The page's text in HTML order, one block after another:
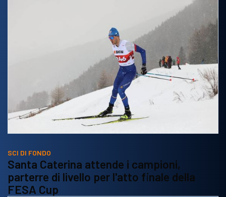
SCI DI FONDO
Santa Caterina attende i campioni,
parterre di livello per l'atto finale della
FESA Cup